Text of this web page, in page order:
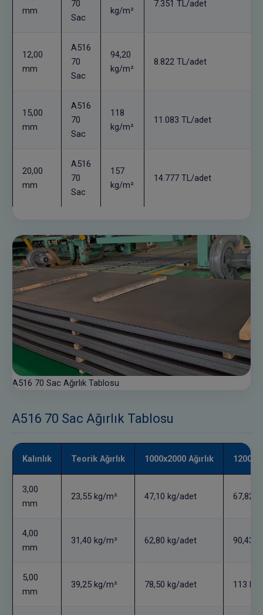
mm
70
Sac
kg/m²
7.351 TL/adet
12,00
mm
A516
70
Sac
94,20
kg/m²
8.822 TL/adet
15,00
mm
A516
70
Sac
118
kg/m²
11.083 TL/adet
20,00
mm
A516
70
Sac
157
kg/m²
14.777 TL/adet
A516 70 Sac Ağırlık Tablosu
A516 70 Sac Ağırlık Tablosu
Kalınlık Teorik Ağırlık 1000x2000 Ağırlık
3,00
mm
23,55 kg/m² 47,10 kg/adet 67,82
4,00
mm
31,40 kg/m² 62,80 kg/adet 90,43
5,00
mm
39,25 kg/m² 78,50 kg/adet 113